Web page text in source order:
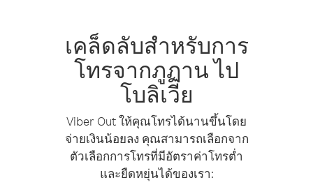
เคล็ดลับสำหรับการ
โทรจากภูฏาน ไป
โบลิเวีย
Viber Out ให้คุณโทรได้นานขึ้นโดย
จ่ายเงินน้อยลง คุณสามารถเลือกจาก
ตัวเลือกการโทรที่มีอัตราค่าโทรต่ำ
และยืดหยุ่นได้ของเรา: